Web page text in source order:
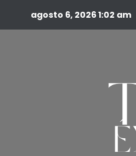
agosto 6, 20261:02 am